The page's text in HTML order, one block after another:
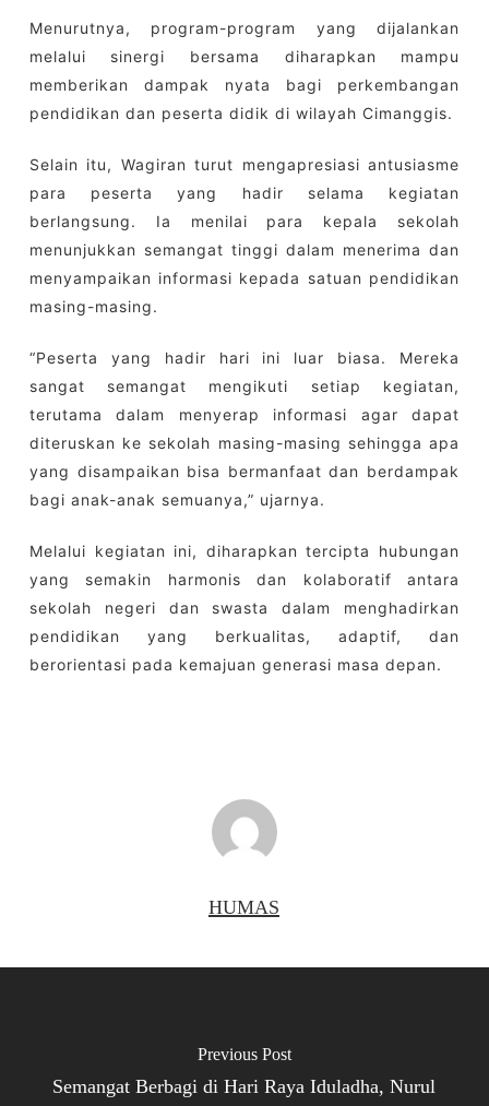
Menurutnya, program-program yang dijalankan
melalui sinergi bersama diharapkan mampu
memberikan dampak nyata bagi perkembangan
pendidikan dan peserta didik di wilayah Cimanggis.
Selain itu, Wagiran turut mengapresiasi antusiasme
para peserta yang hadir selama kegiatan
berlangsung. Ia menilai para kepala sekolah
menunjukkan semangat tinggi dalam menerima dan
menyampaikan informasi kepada satuan pendidikan
masing-masing.
“Peserta yang hadir hari ini luar biasa. Mereka
sangat semangat mengikuti setiap kegiatan,
terutama dalam menyerap informasi agar dapat
diteruskan ke sekolah masing-masing sehingga apa
yang disampaikan bisa bermanfaat dan berdampak
bagi anak-anak semuanya,” ujarnya.
Melalui kegiatan ini, diharapkan tercipta hubungan
yang semakin harmonis dan kolaboratif antara
sekolah negeri dan swasta dalam menghadirkan
pendidikan yang berkualitas, adaptif, dan
berorientasi pada kemajuan generasi masa depan.
HUMAS
Previous Post
Semangat Berbagi di Hari Raya Iduladha, Nurul